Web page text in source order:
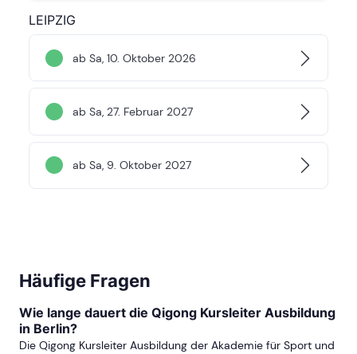
LEIPZIG
ab Sa, 10. Oktober 2026
ab Sa, 27. Februar 2027
ab Sa, 9. Oktober 2027
Häufige Fragen
Wie lange dauert die Qigong Kursleiter Ausbildung
in Berlin?
Die Qigong Kursleiter Ausbildung der Akademie für Sport und